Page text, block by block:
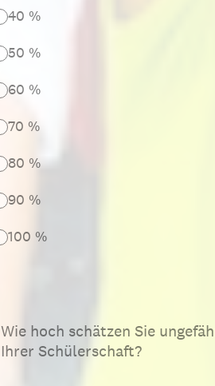
40 %
50 %
60 %
70 %
80 %
90 %
100 %
Wie hoch schätzen Sie
Ihrer Schülerschaft?